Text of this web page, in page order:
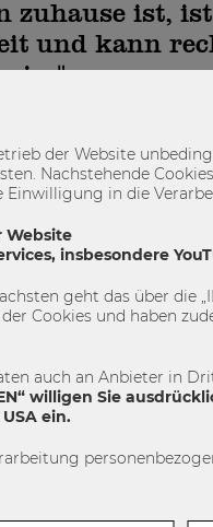
zuhause ist,
und kann
auf Distanz – die
an der WU damit
Studentin
Home Office
der Website
Nachstehende
Einwilligung in die
Website
insbesondere
geht das über die
Cookies und haben
auch an Anbieter in
willigen Sie
ein.